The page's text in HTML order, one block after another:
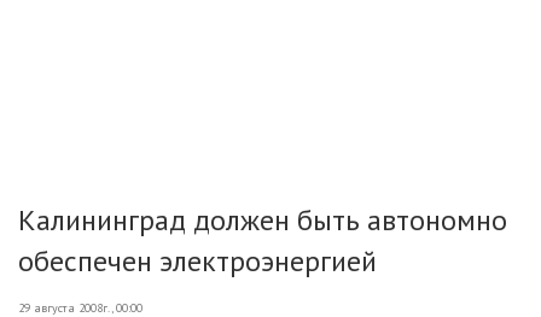
Калининград должен быть автономно
обеспечен электроэнергией
29 августа 2008г., 00:00